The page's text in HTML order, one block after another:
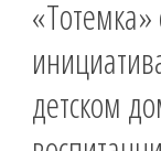
детском